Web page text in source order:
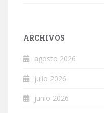
ARCHIVOS
agosto 2026
julio 2026
junio 2026